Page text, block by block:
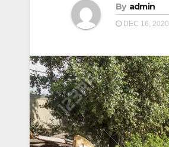
By admin
DEC 16, 2020